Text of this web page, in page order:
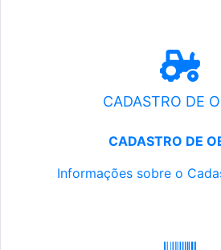
CADASTRO DE
CADASTRO DE
Informações sobre o